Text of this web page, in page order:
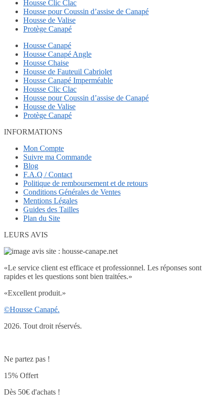
Housse Clic Clac
Housse pour Coussin d’assise de Canapé
Housse de Valise
Protège Canapé
Housse Canapé
Housse Canapé Angle
Housse Chaise
Housse de Fauteuil Cabriolet
Housse Canapé Imperméable
Housse Clic Clac
Housse pour Coussin d’assise de Canapé
Housse de Valise
Protège Canapé
INFORMATIONS
Mon Compte
Suivre ma Commande
Blog
F.A.Q / Contact
Politique de remboursement et de retours
Conditions Générales de Ventes
Mentions Légales
Guides des Tailles
Plan du Site
LEURS AVIS
«Le service client est efficace et professionnel. Les réponses sont
rapides et les questions sont bien traitées.»
«Excellent produit.»
©Housse Canapé.
2026. Tout droit réservés.
Ne partez pas !
15% Offert
Dès 50€ d'achats !